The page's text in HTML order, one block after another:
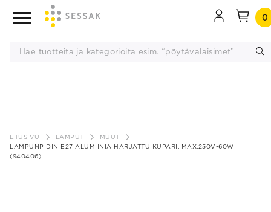
sisältöön
0
ETUSIVU LAMPUT
MUUT
LAMPUNPIDIN E27 ALUMIINIA HARJATTU KUPARI, MAX.250V-60W
(940406)